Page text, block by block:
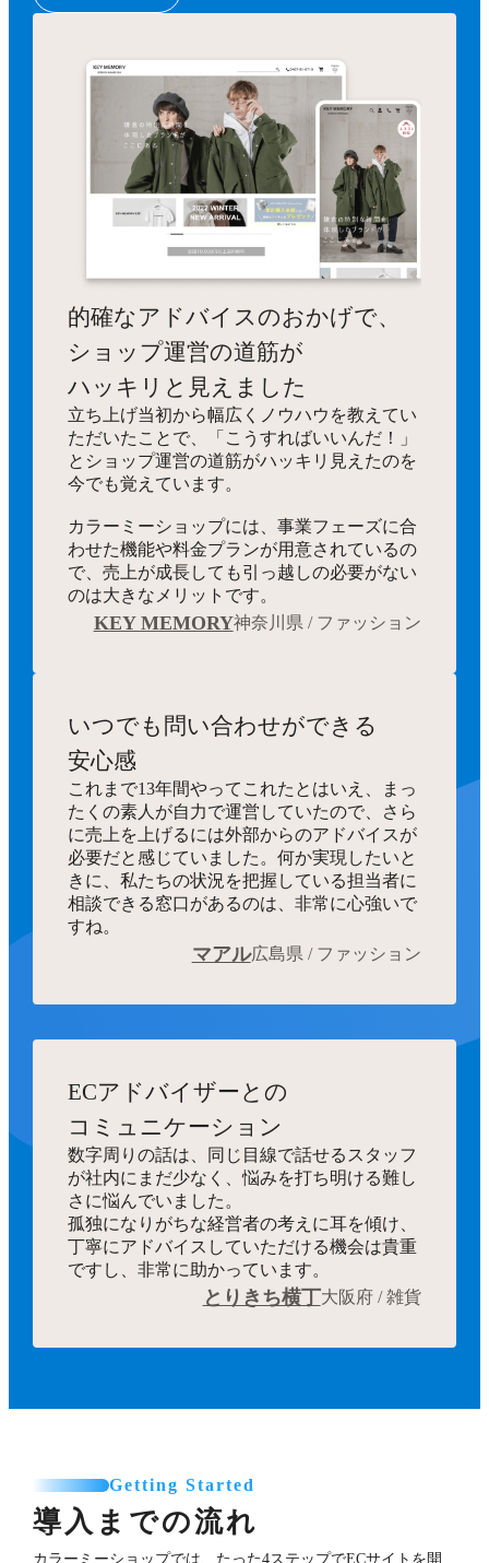
的確なアドバイスのおかげで、
ショップ運営の道筋が
ハッキリと見えました
立ち上げ当初から幅広くノウハウを教えてい
ただいたことで、「こうすればいいんだ！」
とショップ運営の道筋がハッキリ見えたのを
今でも覚えています。
カラーミーショップには、事業フェーズに合
わせた機能や料金プランが用意されているの
で、売上が成長しても引っ越しの必要がない
のは大きなメリットです。
KEY MEMORY神奈川県 / ファッション
いつでも 問い合わせができる
安心感
これまで13年間やってこれたとはいえ、まっ
たくの素人が自力で運営していたので、さら
に売上を上げるには外部からのアドバイスが
必要だと感じていました。何か実現したいと
きに、私たちの状況を把握している担当者に
相談できる窓口があるのは、非常に心強いで
すね。
マアル広島県 / ファッション
ECアドバイザーとの
コミュニケーション
数字周りの話は、同じ目線で話せるスタッフ
が社内にまだ少なく、悩みを打ち明ける難し
さに悩んでいました。
孤独になりがちな経営者の考えに耳を傾け、
丁寧にアドバイスしていただける機会は貴重
ですし、非常に助かっています。
とりきち横丁大阪府 / 雑貨
Getting Started
導入までの流れ
カラーミーショップでは、たった4ステップでECサイトを開